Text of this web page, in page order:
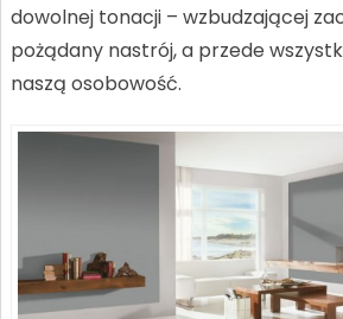
dowolnej tonacji – wzbudzającej
pożądany nastrój, a przede
naszą osobowość.